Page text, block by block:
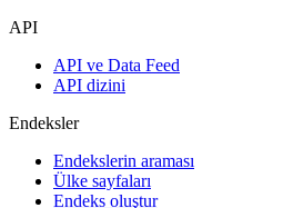
API
API ve Data Feed
API dizini
Endeksler
Endekslerin araması
Ülke sayfaları
Endeks oluştur